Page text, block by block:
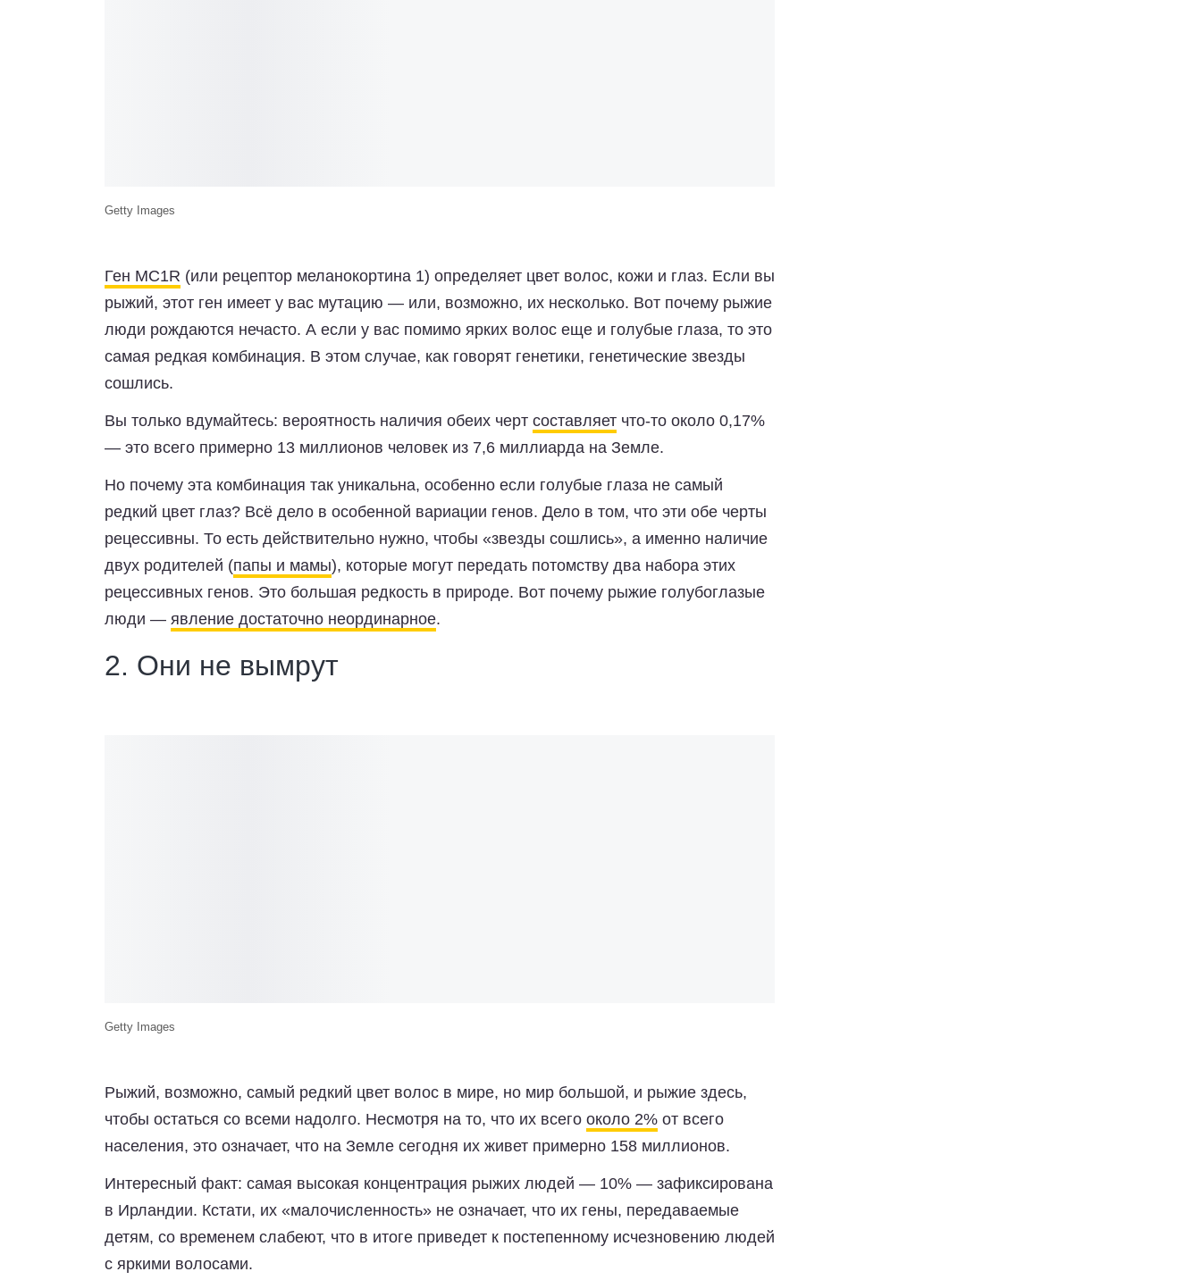
Getty Images
Ген MC1R (или рецептор меланокортина 1) определяет цвет волос, кожи и глаз. Если вы
рыжий, этот ген имеет у вас мутацию — или, возможно, их несколько. Вот почему рыжие
люди рождаются нечасто. А если у вас помимо ярких волос еще и голубые глаза, то это
самая редкая комбинация. В этом случае, как говорят генетики, генетические звезды
сошлись.
Вы только вдумайтесь: вероятность наличия обеих черт составляет что-то около 0,17%
— это всего примерно 13 миллионов человек из 7,6 миллиарда на Земле.
Но почему эта комбинация так уникальна, особенно если голубые глаза не самый
редкий цвет глаз? Всё дело в особенной вариации генов. Дело в том, что эти обе черты
рецессивны. То есть действительно нужно, чтобы «звезды сошлись», а именно наличие
двух родителей (папы и мамы), которые могут передать потомству два набора этих
рецессивных генов. Это большая редкость в природе. Вот почему рыжие голубоглазые
люди — явление достаточно неординарное.
2. Они не вымрут
Getty Images
Рыжий, возможно, самый редкий цвет волос в мире, но мир большой, и рыжие здесь,
чтобы остаться со всеми надолго. Несмотря на то, что их всего около 2% от всего
населения, это означает, что на Земле сегодня их живет примерно 158 миллионов.
Интересный факт: самая высокая концентрация рыжих людей — 10% — зафиксирована
в Ирландии. Кстати, их «малочисленность» не означает, что их гены, передаваемые
детям, со временем слабеют, что в итоге приведет к постепенному исчезновению людей
с яркими волосами.